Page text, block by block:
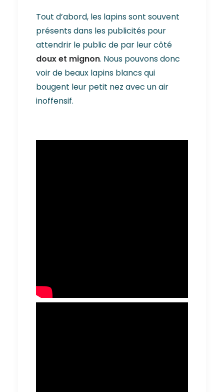
Tout d’abord, les lapins sont souvent
présents dans les publicités pour
attendrir le public de par leur côté
doux et mignon. Nous pouvons donc
voir de beaux lapins blancs qui
bougent leur petit nez avec un air
inoffensif.